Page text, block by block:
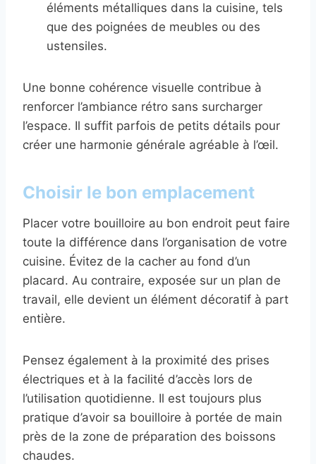
éléments métalliques dans la cuisine, tels
que des poignées de meubles ou des
ustensiles.
Une bonne cohérence visuelle contribue à
renforcer l’ambiance rétro sans surcharger
l’espace. Il suffit parfois de petits détails pour
créer une harmonie générale agréable à l’œil.
Choisir le bon emplacement
Placer votre bouilloire au bon endroit peut faire
toute la différence dans l’organisation de votre
cuisine. Évitez de la cacher au fond d’un
placard. Au contraire, exposée sur un plan de
travail, elle devient un élément décoratif à part
entière.
Pensez également à la proximité des prises
électriques et à la facilité d’accès lors de
l’utilisation quotidienne. Il est toujours plus
pratique d’avoir sa bouilloire à portée de main
près de la zone de préparation des boissons
chaudes.